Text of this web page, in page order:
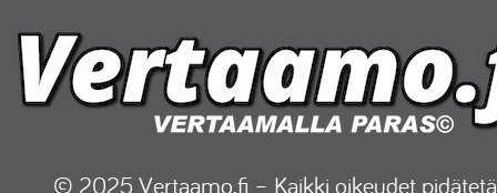
© 2025 Vertaamo.fi – Kaikki oikeudet